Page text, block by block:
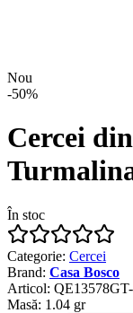
Nou
-50%
Cercei
În stoc
Categorie: Cercei
Brand: Casa Bosco
Articol:
Masă: 1.04 gr